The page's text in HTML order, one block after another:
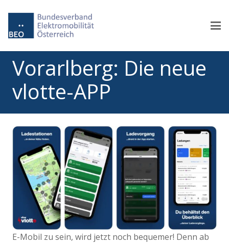
Vorarlberg: Die neue
vlotte-APP
E-Mobil zu sein, wird jetzt noch bequemer! Denn ab